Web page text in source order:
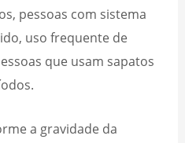
pessoas com sistema
uso frequente de
que usam sapatos
a gravidade da